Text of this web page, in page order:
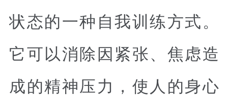
状态的一种自我训练方式。
它可以消除因紧张、焦虑造
成的精神压力，使人的身心